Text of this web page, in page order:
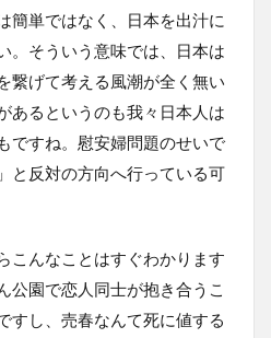
簡単ではなく、日本を出汁に
。そういう意味では、日本は
繋げて考える風潮が全く無い
あるというのも我々日本人は
ですね。慰安婦問題のせいで
と反対の方向へ行っている可
こんなことはすぐわかります
公園で恋人同士が抱き合うこ
すし、売春なんて死に値する